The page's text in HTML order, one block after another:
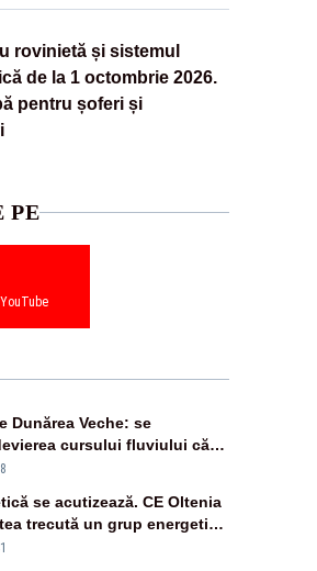
rovinietă și sistemul
de la 1 octombrie 2026.
pentru șoferi și
PE
YouTube
Dunărea Veche: se
cursului fluviului către
se acutizează. CE Oltenia
trecută un grup energetic